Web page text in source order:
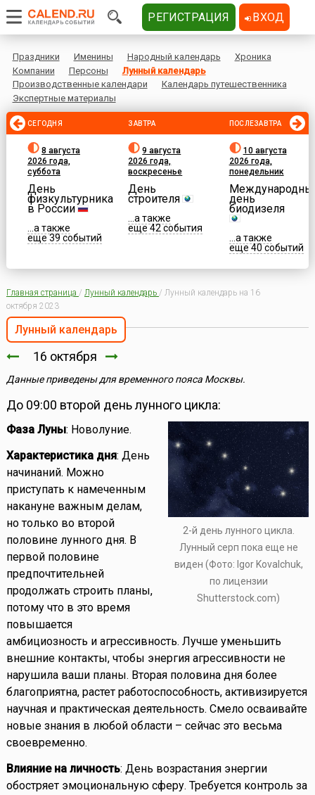
Праздники Именины Народный календарь
Хроника
Компании
Персоны
Лунный календарь
Производственные календари
Календарь путешественника
Экспертные материалы
СЕГОДНЯ
8 августа
2026 года,
суббота
День
физкультурника
в России
...а также
еще 39 событий
ЗАВТРА
9 августа
2026 года,
воскресенье
День
строителя
...а также
еще 42 события
ПОСЛЕЗАВТРА
10 августа
2026 года,
понедельник
день
биодизеля
...а также
еще 40 событий
Главная страница / Лунный календарь / Лунный календарь на 16
октября 2023
Лунный календарь
16 октября
Данные приведены для временного пояса Москвы.
До 09:00 второй день лунного цикла:
2-й день лунного цикла.
Лунный серп пока еще не
виден (Фото: Igor Kovalchuk,
по лицензии
Shutterstock.com)
Фаза Луны: Новолуние.
Характеристика дня: День
начинаний. Можно
приступать к намеченным
накануне важным делам,
но только во второй
половине лунного дня. В
первой половине
предпочтительней
продолжать строить планы,
потому что в это время
повышается
амбициозность и агрессивность. Лучше уменьшить
внешние контакты, чтобы энергия агрессивности не
нарушила ваши планы. Вторая половина дня более
благоприятна, растет работоспособность, активизируется
научная и практическая деятельность. Смело осваивайте
новые знания в любой области – сейчас это весьма
своевременно.
Влияние на личность: День возрастания энергии
обостряет эмоциональную сферу. Требуется контроль за
РЕГИСТРАЦИЯ ВХОД